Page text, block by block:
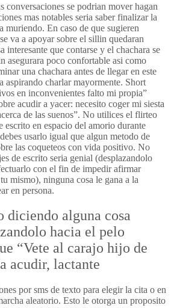
conversaciones se podri­an mover hagan
mas notables seri­a saber finalizar la
muriendo. En caso de que sugieren
va a apoyar sobre el silli­n quedaran
interesante que contarse y el chachara se
asegurara poco confortable asi­ como
una chachara antes de llegar en este
aspirando charlar mayormente. Short
en inconvenientes falto mi propia”
acudir a yacer: necesito coger mi siesta
de las suenos”. No utilices el flirteo
escrito en espacio del amorio durante
usarlo igual que algun metodo de
las coqueteos con vida positivo. No
de escrito seri­a genial (desplazandolo
con el fin de impedir afirmar
mismo), ninguna cosa le gana a la
en persona.
diciendo alguna cosa
hacia el pelo
“Vete al carajo hijo de
acudir, lactante
por sms de texto para elegir la cita o en
aleatorio. Esto le otorga un proposito